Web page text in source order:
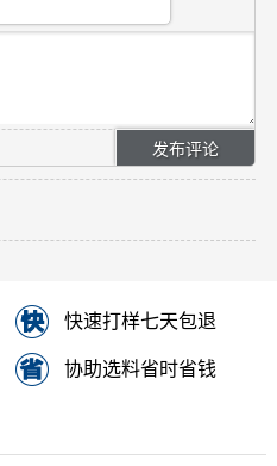
快速打样七天包退
协助选料省时省钱